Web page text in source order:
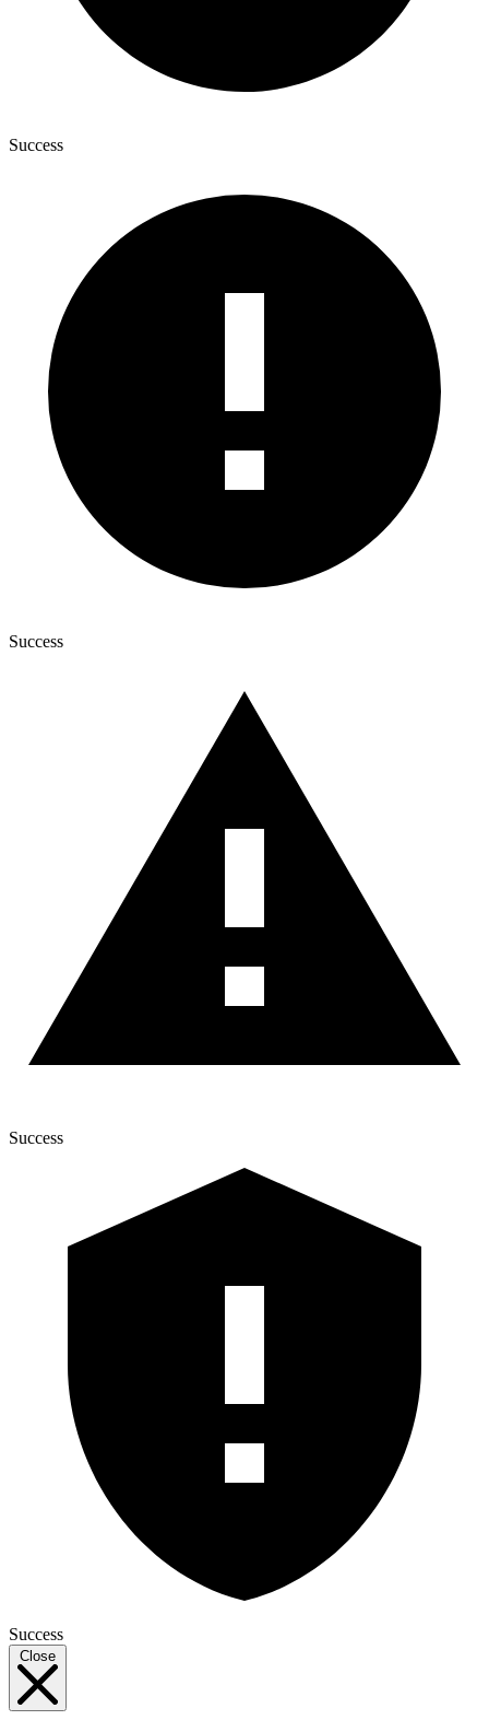
Success
Success
Success
Success
Close